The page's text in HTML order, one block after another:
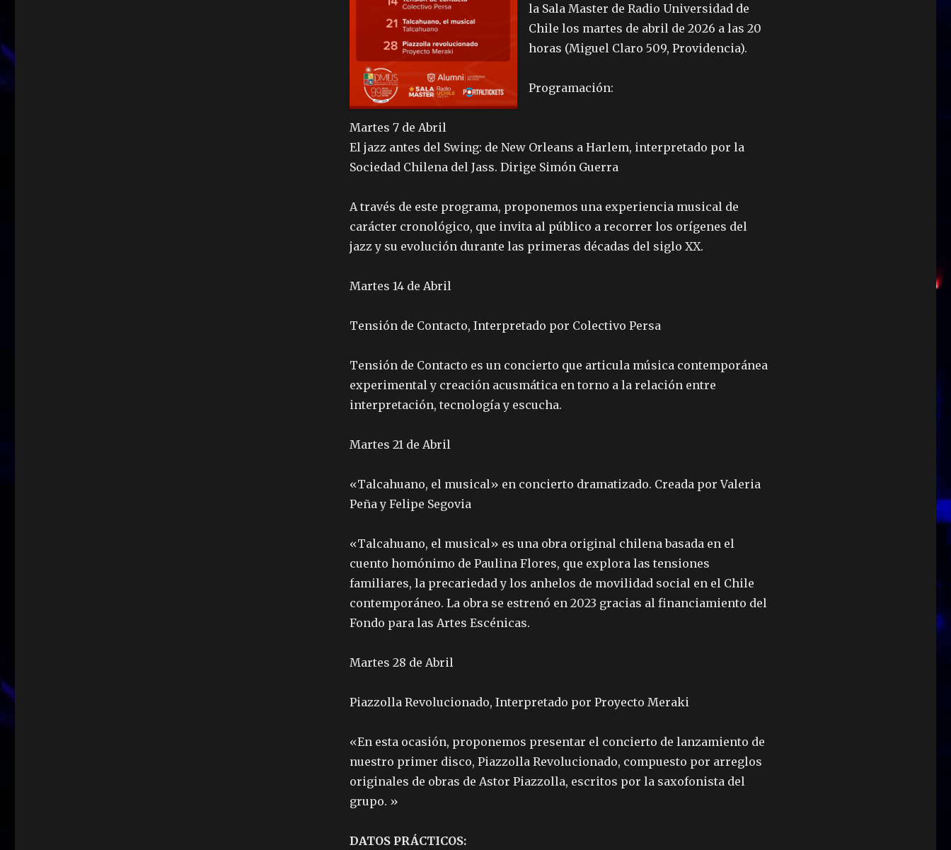
la Sala Master de Radio Universidad de
Chile los martes de abril de 2026 a las 20
horas (Miguel Claro 509, Providencia).
Programación:
Martes 7 de Abril
El jazz antes del Swing: de New Orleans a Harlem, interpretado por la
Sociedad Chilena del Jass. Dirige Simón Guerra
A través de este programa, proponemos una experiencia musical de
carácter cronológico, que invita al público a recorrer los orígenes del
jazz y su evolución durante las primeras décadas del siglo XX.
Martes 14 de Abril
Tensión de Contacto, Interpretado por Colectivo Persa
Tensión de Contacto es un concierto que articula música contemporánea
experimental y creación acusmática en torno a la relación entre
interpretación, tecnología y escucha.
Martes 21 de Abril
«Talcahuano, el musical» en concierto dramatizado. Creada por Valeria
Peña y Felipe Segovia
«Talcahuano, el musical» es una obra original chilena basada en el
cuento homónimo de Paulina Flores, que explora las tensiones
familiares, la precariedad y los anhelos de movilidad social en el Chile
contemporáneo. La obra se estrenó en 2023 gracias al financiamiento del
Fondo para las Artes Escénicas.
Martes 28 de Abril
Piazzolla Revolucionado, Interpretado por Proyecto Meraki
«En esta ocasión, proponemos presentar el concierto de lanzamiento de
nuestro primer disco, Piazzolla Revolucionado, compuesto por arreglos
originales de obras de Astor Piazzolla, escritos por la saxofonista del
grupo. »
DATOS PRÁCTICOS: